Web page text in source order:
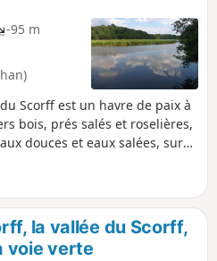
-95 m
Scorff est un havre de paix à
bois, prés salés et roselières,
douces et eaux salées, sur
enchanteurs.
la vallée du Scorff,
voie verte